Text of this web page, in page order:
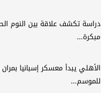
دراسة تكشف علاقة بين النوم
مبكرة...
الأهلي يبدأ معسكر إسبانيا
للموسم...